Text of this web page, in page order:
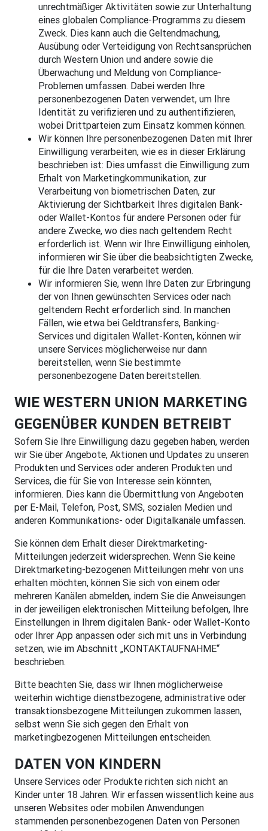
unrechtmäßiger Aktivitäten sowie zur Unterhaltung
eines globalen Compliance-Programms zu diesem
Zweck. Dies kann auch die Geltendmachung,
Ausübung oder Verteidigung von Rechtsansprüchen
durch Western Union und andere sowie die
Überwachung und Meldung von Compliance-
Problemen umfassen. Dabei werden Ihre
personenbezogenen Daten verwendet, um Ihre
Identität zu verifizieren und zu authentifizieren,
wobei Drittparteien zum Einsatz kommen können.
Wir können Ihre personenbezogenen Daten mit Ihrer
Einwilligung verarbeiten, wie es in dieser Erklärung
beschrieben ist: Dies umfasst die Einwilligung zum
Erhalt von Marketingkommunikation, zur
Verarbeitung von biometrischen Daten, zur
Aktivierung der Sichtbarkeit Ihres digitalen Bank-
oder Wallet-Kontos für andere Personen oder für
andere Zwecke, wo dies nach geltendem Recht
erforderlich ist. Wenn wir Ihre Einwilligung einholen,
informieren wir Sie über die beabsichtigten Zwecke,
für die Ihre Daten verarbeitet werden.
Wir informieren Sie, wenn Ihre Daten zur Erbringung
der von Ihnen gewünschten Services oder nach
geltendem Recht erforderlich sind. In manchen
Fällen, wie etwa bei Geldtransfers, Banking-
Services und digitalen Wallet-Konten, können wir
unsere Services möglicherweise nur dann
bereitstellen, wenn Sie bestimmte
personenbezogene Daten bereitstellen.
WIE WESTERN UNION MARKETING
GEGENÜBER KUNDEN BETREIBT
Sofern Sie Ihre Einwilligung dazu gegeben haben, werden
wir Sie über Angebote, Aktionen und Updates zu unseren
Produkten und Services oder anderen Produkten und
Services, die für Sie von Interesse sein könnten,
informieren. Dies kann die Übermittlung von Angeboten
per E-Mail, Telefon, Post, SMS, sozialen Medien und
anderen Kommunikations- oder Digitalkanäle umfassen.
Sie können dem Erhalt dieser Direktmarketing-
Mitteilungen jederzeit widersprechen. Wenn Sie keine
Direktmarketing-bezogenen Mitteilungen mehr von uns
erhalten möchten, können Sie sich von einem oder
mehreren Kanälen abmelden, indem Sie die Anweisungen
in der jeweiligen elektronischen Mitteilung befolgen, Ihre
Einstellungen in Ihrem digitalen Bank- oder Wallet-Konto
oder Ihrer App anpassen oder sich mit uns in Verbindung
setzen, wie im Abschnitt „KONTAKTAUFNAHME“
beschrieben.
Bitte beachten Sie, dass wir Ihnen möglicherweise
weiterhin wichtige dienstbezogene, administrative oder
transaktionsbezogene Mitteilungen zukommen lassen,
selbst wenn Sie sich gegen den Erhalt von
marketingbezogenen Mitteilungen entscheiden.
DATEN VON KINDERN
Unsere Services oder Produkte richten sich nicht an
Kinder unter 18 Jahren. Wir erfassen wissentlich keine aus
unseren Websites oder mobilen Anwendungen
stammenden personenbezogenen Daten von Personen